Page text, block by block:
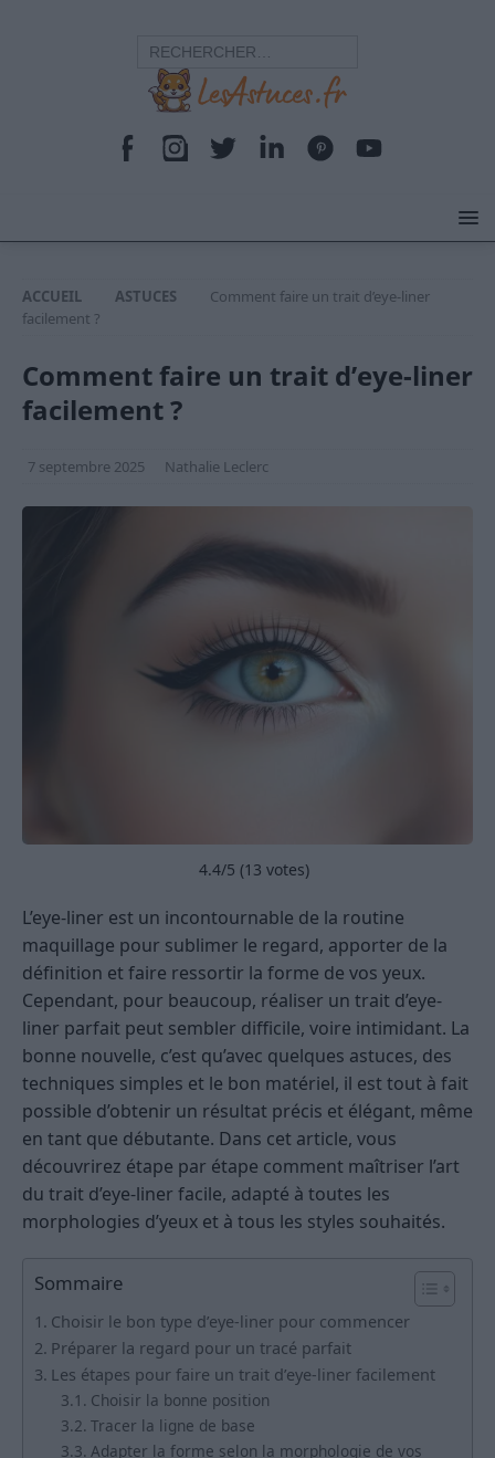
ACCUEIL ASTUCES
Comment faire un trait d’eye-liner
facilement ?
Comment faire un trait d’eye-liner
facilement ?
7 septembre 2025 Nathalie Leclerc
4.4/5 (13 votes)
L’eye-liner est un incontournable de la routine
maquillage pour sublimer le regard, apporter de la
définition et faire ressortir la forme de vos yeux.
Cependant, pour beaucoup, réaliser un trait d’eye-
liner parfait peut sembler difficile, voire intimidant. La
bonne nouvelle, c’est qu’avec quelques astuces, des
techniques simples et le bon matériel, il est tout à fait
possible d’obtenir un résultat précis et élégant, même
en tant que débutante. Dans cet article, vous
découvrirez étape par étape comment maîtriser l’art
du trait d’eye-liner facile, adapté à toutes les
morphologies d’yeux et à tous les styles souhaités.
Sommaire
Choisir le bon type d’eye-liner pour commencer
Préparer la regard pour un tracé parfait
Les étapes pour faire un trait d’eye-liner facilement
Choisir la bonne position
Tracer la ligne de base
Adapter la forme selon la morphologie de vos